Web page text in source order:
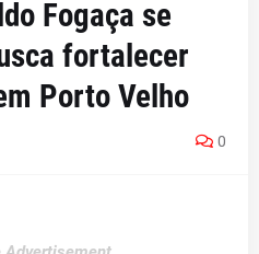
Fogaça se
fortalecer
Porto Velho
0